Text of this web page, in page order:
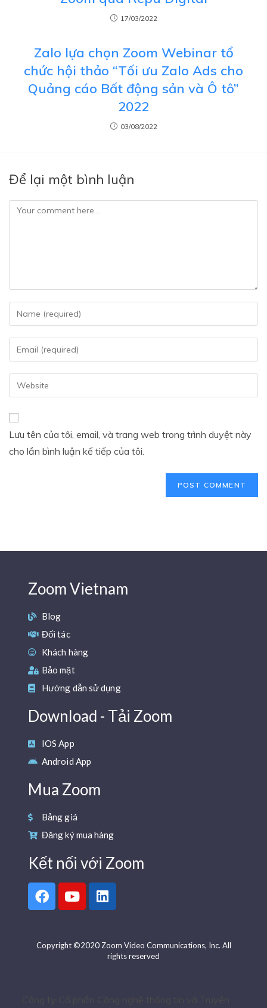
17/03/2022
Zalo lựa chọn Zoom Webinar tổ
chức hội thảo “Tối ưu Zalo Ads cho
Quảng cáo Bất động sản và Ô tô”
2022
03/08/2022
Để lại một bình luận
Lưu tên của tôi, email, và trang web trong trình duyệt này
cho lần bình luận kế tiếp của tôi.
Zoom Vietnam
Blog
Đối tác
Khách hàng
Bảo mật
Hướng dẫn sử dụng
Download - Tải Zoom
IOS App
Android App
Mua Zoom
Bảng giá
Đăng ký mua hàng
Kết nối với Zoom
Copyright ©2020 Zoom Video Communications, Inc. All
rights reserved